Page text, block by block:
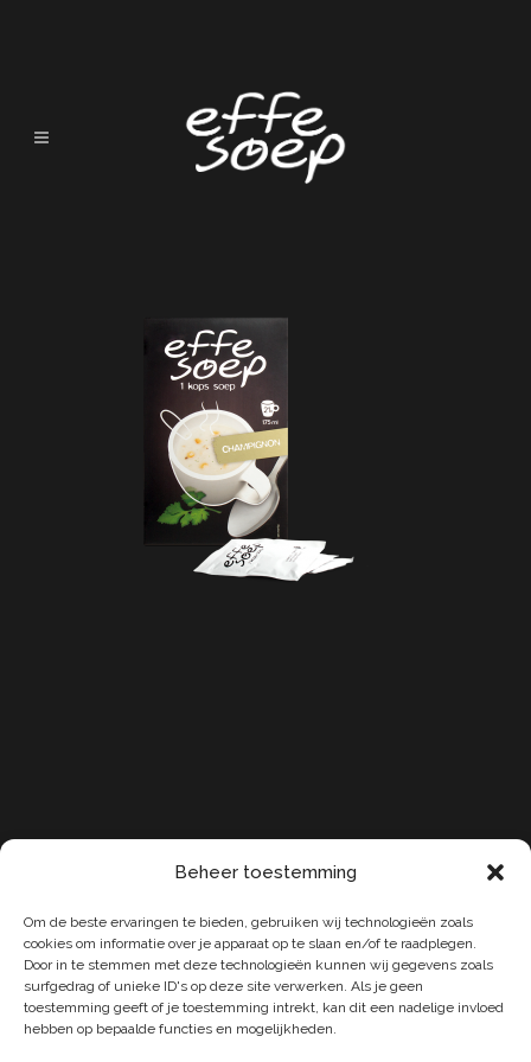
Beheer toestemming
Om de beste ervaringen te bieden, gebruiken wij technologieën zoals
cookies om informatie over je apparaat op te slaan en/of te raadplegen.
Door in te stemmen met deze technologieën kunnen wij gegevens zoals
surfgedrag of unieke ID's op deze site verwerken. Als je geen
toestemming geeft of je toestemming intrekt, kan dit een nadelige invloed
hebben op bepaalde functies en mogelijkheden.
Privacy beleid